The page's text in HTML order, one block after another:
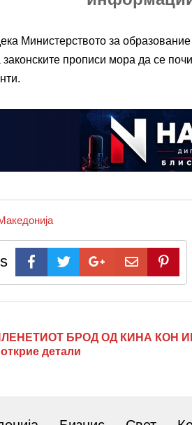
Министерството за
законските прописи мора да се
БРОД ОД КИНА КОН
детали